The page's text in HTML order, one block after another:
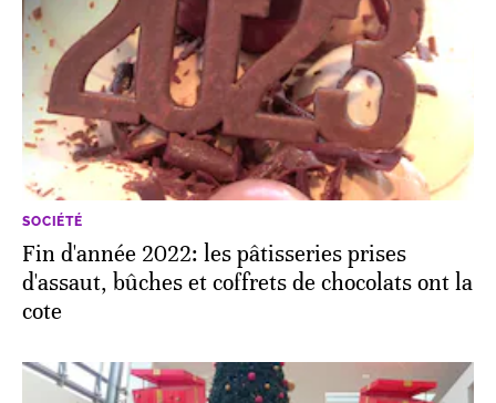
SOCIÉTÉ
Fin d'année 2022: les pâtisseries prises
d'assaut, bûches et coffrets de chocolats ont la
cote